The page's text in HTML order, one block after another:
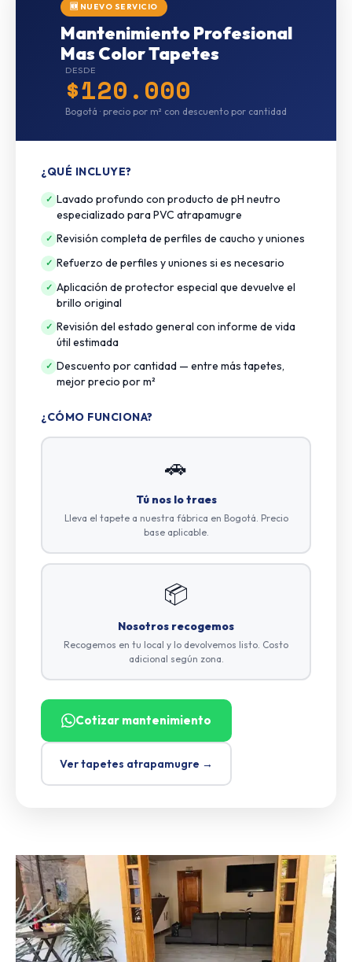
🆕 NUEVO SERVICIO
Mantenimiento Profesional
Mas Color Tapetes
DESDE
$120.000
Bogotá · precio por m² con descuento por cantidad
¿QUÉ INCLUYE?
✓ Lavado profundo con producto de pH neutro
especializado para PVC atrapamugre
✓ Revisión completa de perfiles de caucho y uniones
✓ Refuerzo de perfiles y uniones si es necesario
✓ Aplicación de protector especial que devuelve el
brillo original
✓ Revisión del estado general con informe de vida
útil estimada
✓ Descuento por cantidad — entre más tapetes,
mejor precio por m²
¿CÓMO FUNCIONA?
🚗
Tú nos lo traes
Lleva el tapete a nuestra fábrica en Bogotá. Precio
base aplicable.
📦
Nosotros recogemos
Recogemos en tu local y lo devolvemos listo. Costo
adicional según zona.
Cotizar mantenimiento
Ver tapetes atrapamugre →